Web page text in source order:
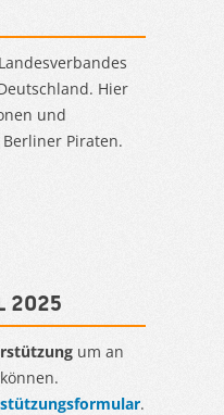
Hier
und
Piraten.
2025
um an
.